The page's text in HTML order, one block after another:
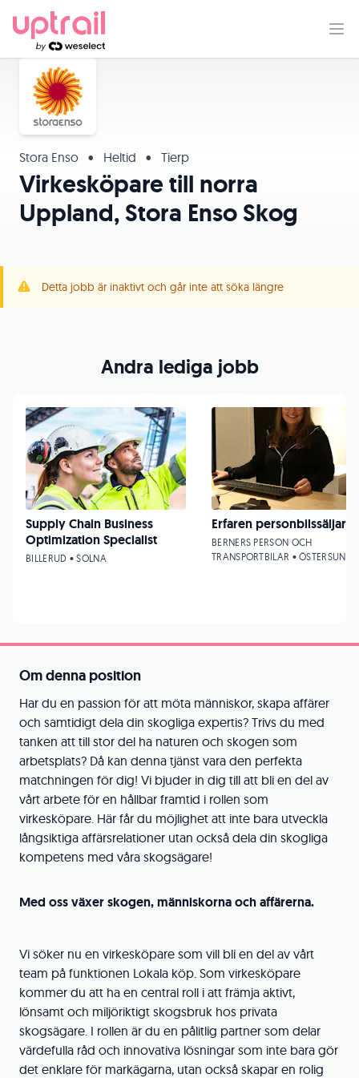
Stora Enso • Heltid • Tierp
Virkesköpare till norra
Uppland, Stora Enso Skog
Detta jobb är inaktivt och går inte att söka längre
Om denna position
Har du en passion för att möta människor, skapa affärer
och samtidigt dela din skogliga expertis? Trivs du med
tanken att till stor del ha naturen och skogen som
arbetsplats? Då kan denna tjänst vara den perfekta
matchningen för dig! Vi bjuder in dig till att bli en del av
vårt arbete för en hållbar framtid i rollen som
virkesköpare. Här får du möjlighet att inte bara utveckla
långsiktiga affärsrelationer utan också dela din skogliga
kompetens med våra skogsägare!
Med oss växer skogen, människorna och affärerna.
Vi söker nu en virkesköpare som vill bli en del av vårt
team på funktionen Lokala köp. Som virkesköpare
kommer du att ha en central roll i att främja aktivt,
lönsamt och miljöriktigt skogsbruk hos privata
skogsägare. I rollen är du en pålitlig partner som delar
värdefulla råd och innovativa lösningar som inte bara gör
det enklare för markägarna, utan också skapar en rolig
Andra lediga jobb
Supply Chain Business
Optimization Specialist
BILLERUD • SOLNA
Erfaren personbilssäljare
BERNERS PERSON OCH
TRANSPORTBILAR • ÖSTERSUND